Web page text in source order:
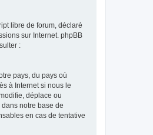
libre de forum, déclaré
sur Internet. phpBB
:
pays, du pays où
à Internet si nous le
déplace ou
notre base de
en cas de tentative